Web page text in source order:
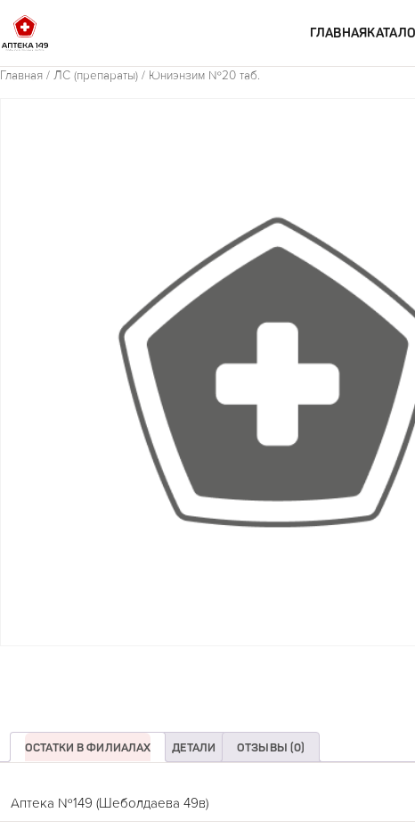
ГЛАВНАЯ
Главная / ЛС (препараты) / Юниэнзим №20 таб.
ОСТАТКИ В ФИЛИАЛАХ ДЕТАЛИ ОТЗЫВЫ (0)
Аптека №149 (Шеболдаева 49в)